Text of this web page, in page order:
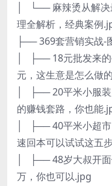
│ └── 麻辣烫从解
理全解析，经典案例
├── 369套营销实战-
│ ├── 18元批发来
元，这生意是怎么做
│ ├── 20平米小服
的赚钱套路，你也能
│ ├── 40平米小超
速回本可以试试这五
│ ├── 48岁大叔开
万，你也可以.jpg